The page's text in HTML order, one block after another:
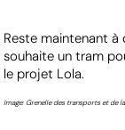
Reste maintenant
souhaite un tram
le projet Lola.
Image: Grenelle des transports et de